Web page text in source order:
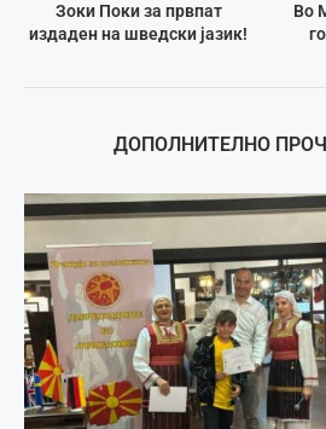
Зоки Поки за првпат
издаден на шведски јазик!
Во
ДОПОЛНИТЕЛНО